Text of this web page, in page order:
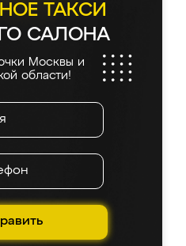
ТАКСИ
САЛОНА
Москвы и
области!